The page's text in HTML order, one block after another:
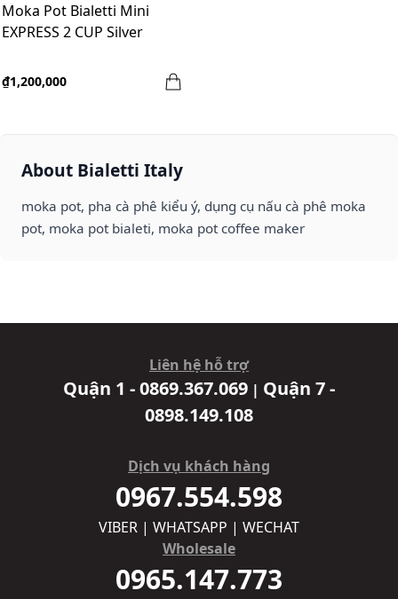
Moka Pot Bialetti Mini
EXPRESS 2 CUP Silver
₫1,200,000
About Bialetti Italy
moka pot, pha cà phê kiểu ý, dụng cụ nấu cà phê moka
pot, moka pot bialeti, moka pot coffee maker
Liên hệ hỗ trợ
Quận 1 - 0869.367.069 | Quận 7 -
0898.149.108
Dịch vụ khách hàng
0967.554.598
VIBER | WHATSAPP | WECHAT
Wholesale
0965.147.773